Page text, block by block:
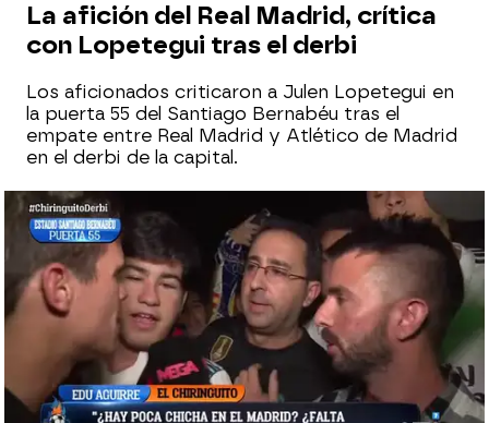
La afición del Real Madrid, crítica
con Lopetegui tras el derbi
Los aficionados criticaron a Julen Lopetegui en
la puerta 55 del Santiago Bernabéu tras el
empate entre Real Madrid y Atlético de Madrid
en el derbi de la capital.
mega
Madrid
Publicado:30 de septiembre de 2018, 02:04